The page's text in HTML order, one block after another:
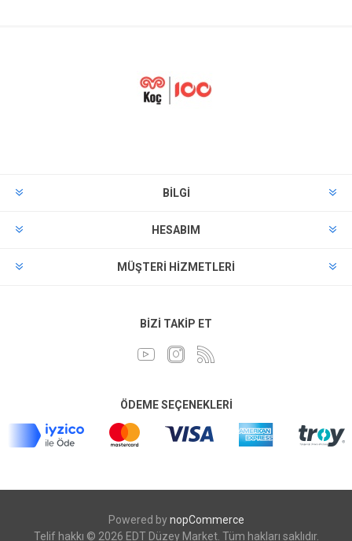
BILGI
HESABIM
MÜŞTERI HIZMETLERI
BIZI TAKIP ET
ÖDEME SEÇENEKLERI
Powered bynopCommerce
Telif hakkı © 2026 EDT Düzey Market. Tüm hakları saklıdır.